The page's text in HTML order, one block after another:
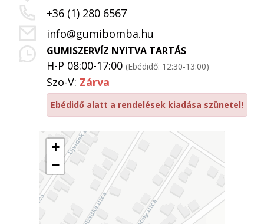
+
−
+36 (1) 280 6567
info@gumibomba.hu
GUMISZERVÍZ NYITVA TARTÁS
H-P 08:00-17:00 (Ebédidő: 12:30-13:00)
Szo-V: Zárva
Ebédidő alatt a rendelések kiadása szünetel!